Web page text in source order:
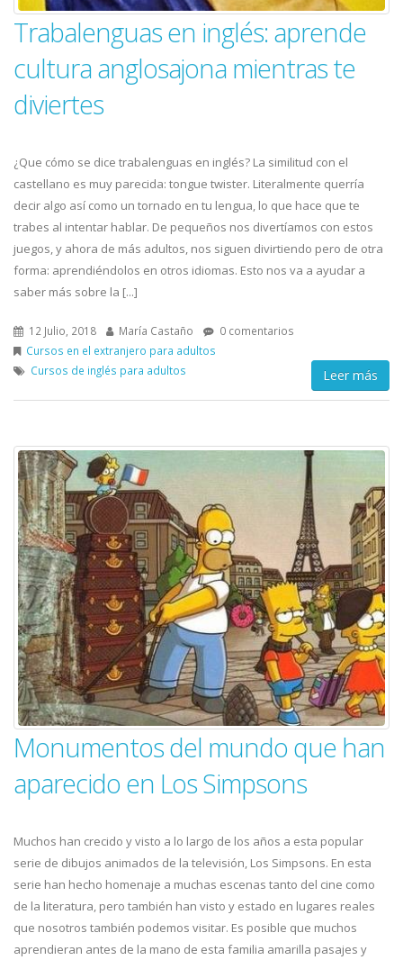
Trabalenguas en inglés: aprende
cultura anglosajona mientras te
diviertes
¿Que cómo se dice trabalenguas en inglés? La similitud con el
castellano es muy parecida: tongue twister. Literalmente querría
decir algo así como un tornado en tu lengua, lo que hace que te
trabes al intentar hablar. De pequeños nos divertíamos con estos
juegos, y ahora de más adultos, nos siguen divirtiendo pero de otra
forma: aprendiéndolos en otros idiomas. Esto nos va a ayudar a
saber más sobre la [...]
12 Julio, 2018 María Castaño
0 comentarios
Cursos en el extranjero para adultos
Cursos de inglés para adultos
Leer más
Monumentos del mundo que han
aparecido en Los Simpsons
Muchos han crecido y visto a lo largo de los años a esta popular
serie de dibujos animados de la televisión, Los Simpsons. En esta
serie han hecho homenaje a muchas escenas tanto del cine como
de la literatura, pero también han visto y estado en lugares reales
que nosotros también podemos visitar. Es posible que muchos
aprendieran antes de la mano de esta familia amarilla pasajes y